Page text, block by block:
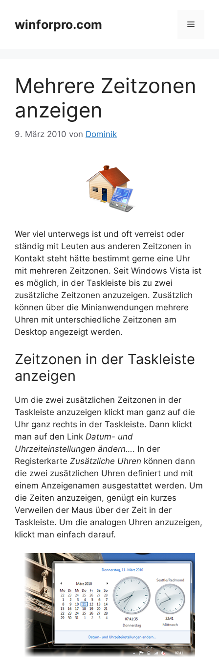
springenwinforpro.com Menü
Mehrere Zeitzonen
anzeigen
9. März 2010 von Dominik
Wer viel unterwegs ist und oft verreist oder
ständig mit Leuten aus anderen Zeitzonen in
Kontakt steht hätte bestimmt gerne eine Uhr
mit mehreren Zeitzonen. Seit Windows Vista ist
es möglich, in der Taskleiste bis zu zwei
zusätzliche Zeitzonen anzuzeigen. Zusätzlich
können über die Minianwendungen mehrere
Uhren mit unterschiedliche Zeitzonen am
Desktop angezeigt werden.
Zeitzonen in der Taskleiste
anzeigen
Um die zwei zusätzlichen Zeitzonen in der
Taskleiste anzuzeigen klickt man ganz auf die
Uhr ganz rechts in der Taskleiste. Dann klickt
man auf den Link Datum- und
Uhrzeiteinstellungen ändern…. In der
Registerkarte Zusätzliche Uhren können dann
die zwei zusätzlichen Uhren definiert und mit
einem Anzeigenamen ausgestattet werden. Um
die Zeiten anzuzeigen, genügt ein kurzes
Verweilen der Maus über der Zeit in der
Taskleiste. Um die analogen Uhren anzuzeigen,
klickt man einfach darauf.